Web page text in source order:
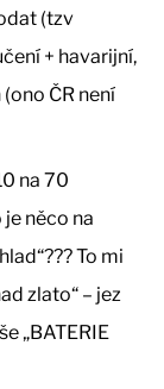
(tzv
+ havarijní,
ČR není
na 70
něco na
To mi
zlato“ – jez
„BATERIE